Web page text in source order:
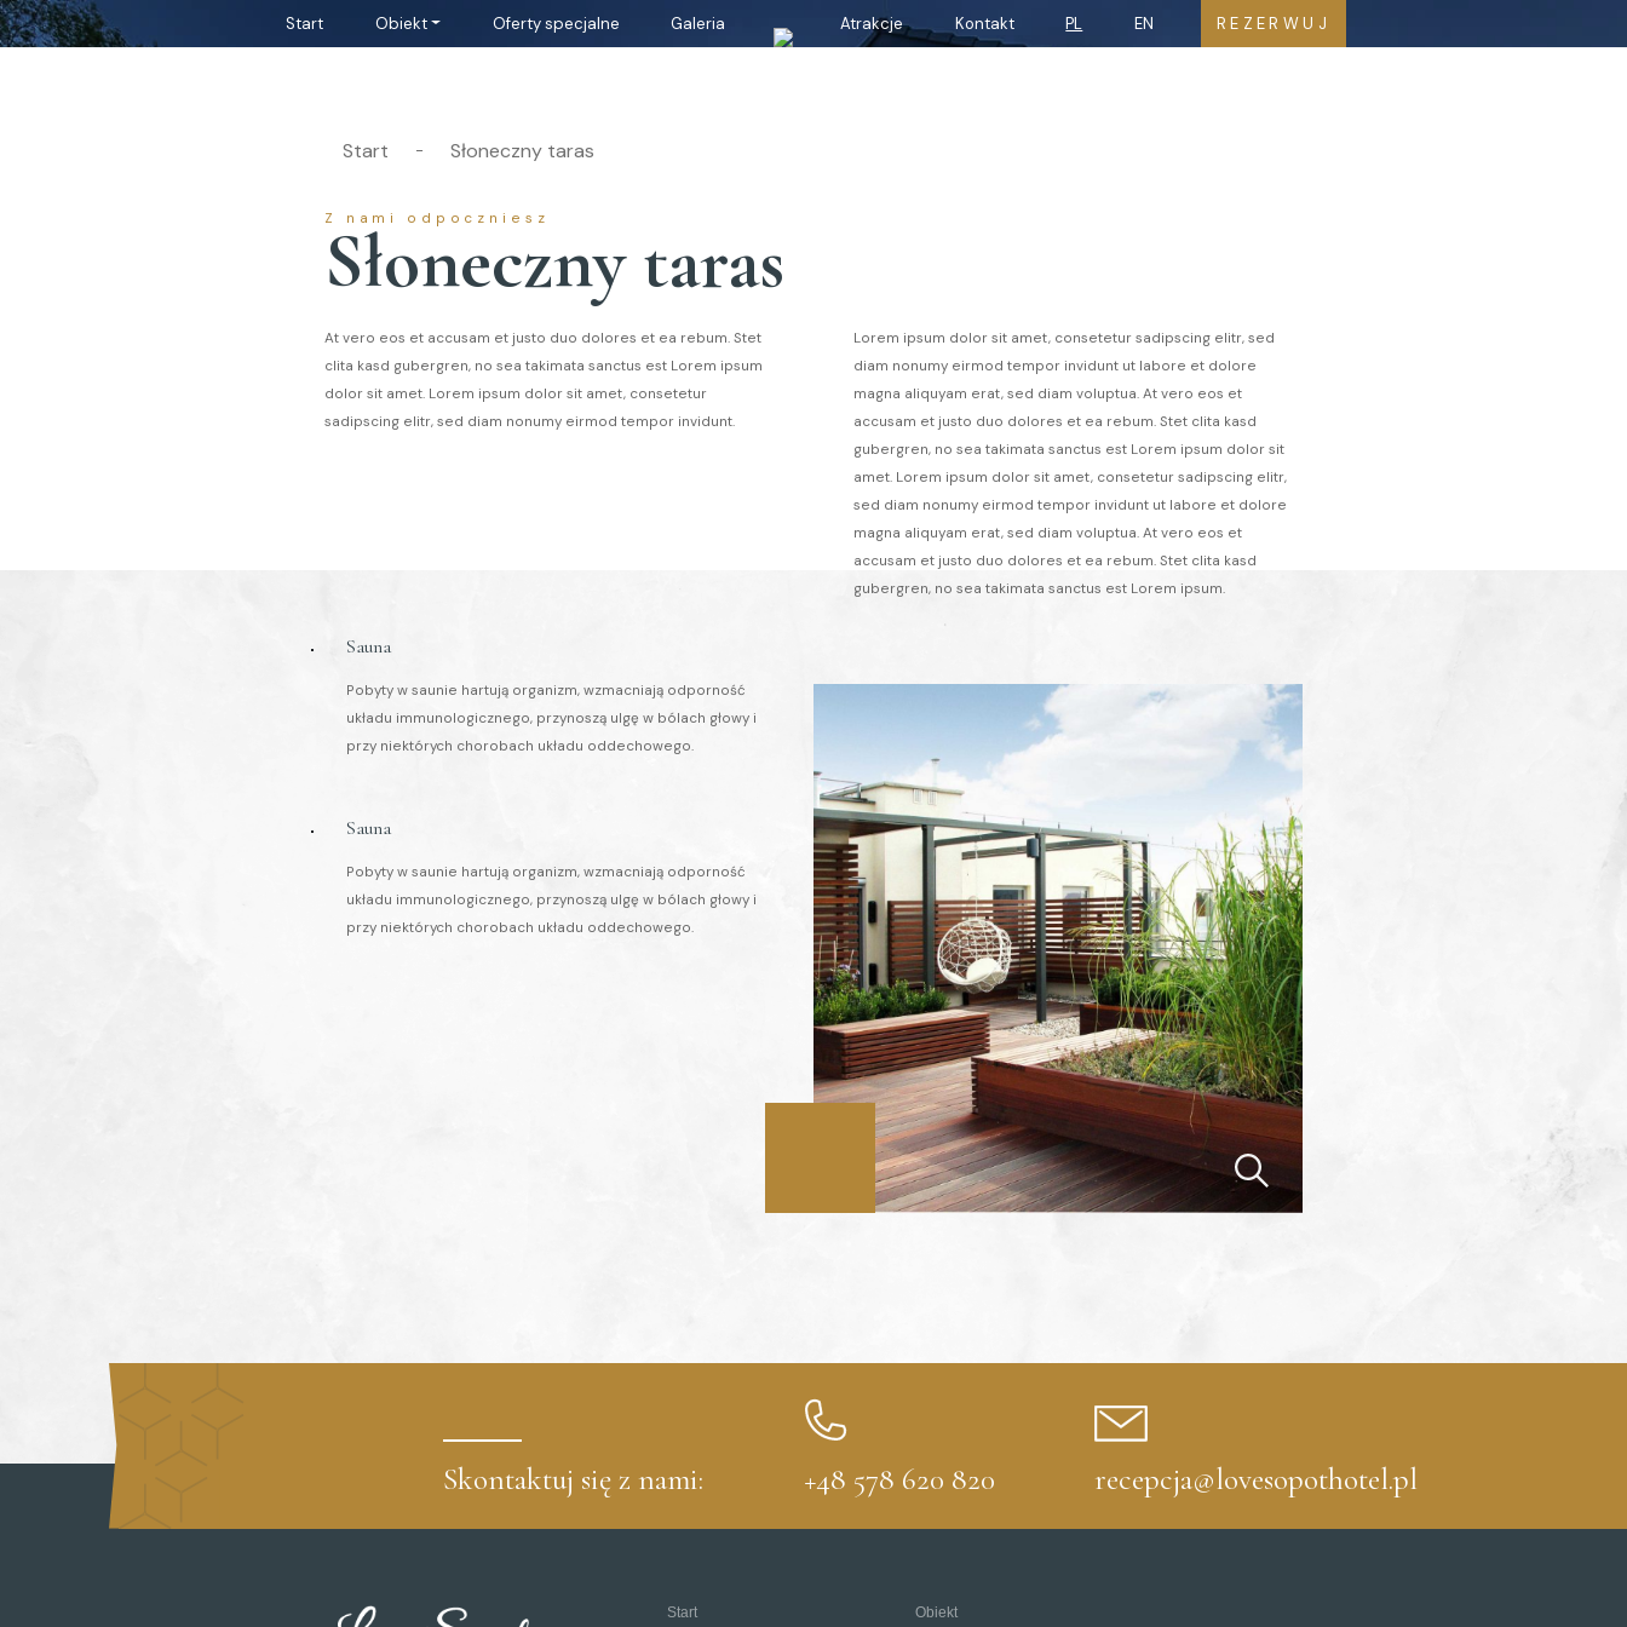
Start Obiekt Oferty specjalne Galeria Atrakcje Kontakt PL EN REZERWUJ
Start - Słoneczny taras
Z nami odpoczniesz
Słoneczny taras
At vero eos et accusam et justo duo dolores et ea rebum. Stet
clita kasd gubergren, no sea takimata sanctus est Lorem ipsum
dolor sit amet. Lorem ipsum dolor sit amet, consetetur
sadipscing elitr, sed diam nonumy eirmod tempor invidunt.
Lorem ipsum dolor sit amet, consetetur sadipscing elitr, sed
diam nonumy eirmod tempor invidunt ut labore et dolore
magna aliquyam erat, sed diam voluptua. At vero eos et
accusam et justo duo dolores et ea rebum. Stet clita kasd
gubergren, no sea takimata sanctus est Lorem ipsum dolor sit
amet. Lorem ipsum dolor sit amet, consetetur sadipscing elitr,
sed diam nonumy eirmod tempor invidunt ut labore et dolore
magna aliquyam erat, sed diam voluptua. At vero eos et
accusam et justo duo dolores et ea rebum. Stet clita kasd
gubergren, no sea takimata sanctus est Lorem ipsum.
Sauna
Pobyty w saunie hartują organizm, wzmacniają odporność
układu immunologicznego, przynoszą ulgę w bólach głowy i
przy niektórych chorobach układu oddechowego.
Sauna
Pobyty w saunie hartują organizm, wzmacniają odporność
układu immunologicznego, przynoszą ulgę w bólach głowy i
przy niektórych chorobach układu oddechowego.
Skontaktuj się z nami: +48 578 620 820 recepcja@lovesopothotel.pl
Start
Obiekt